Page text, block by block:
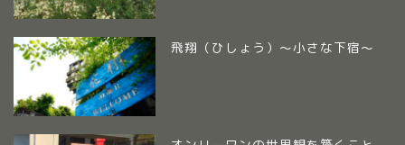
飛翔（ひしょう）～小さな下宿～